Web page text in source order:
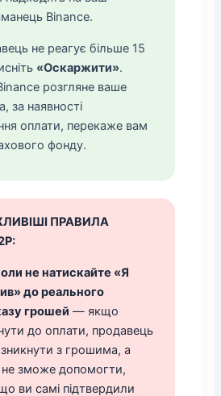
Binance.
не реагує більше 15
«Оскаржити».
розгляне ваше
за наявності
оплати, перекаже вам
фонду.
ПРАВИЛА
не натискайте «Я
до реального
грошей — якщо
до оплати, продавець
з грошима, а
не зможе допомогти,
ви самі підтвердили